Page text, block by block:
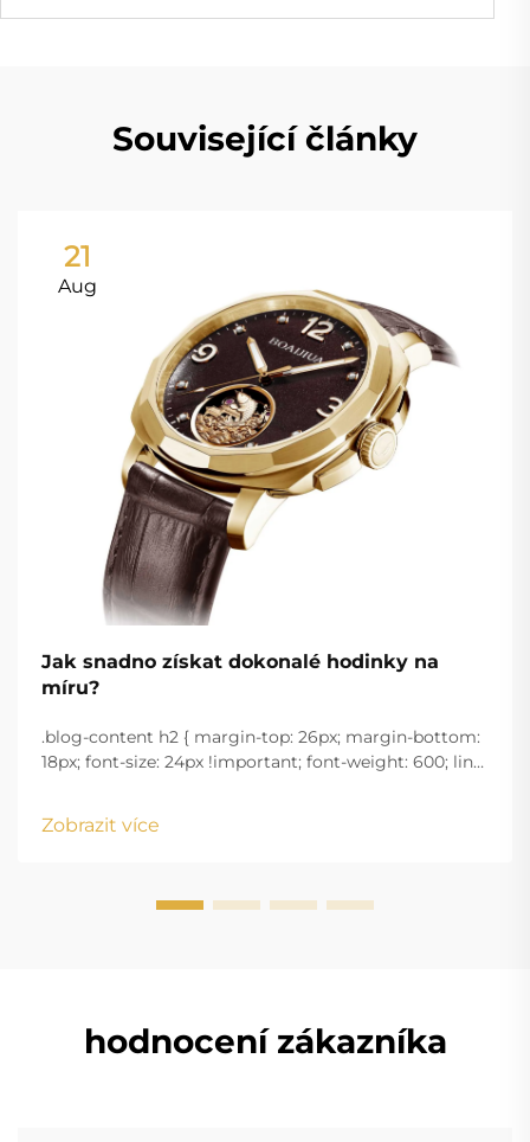
Související články
21
Aug
Jak snadno získat dokonalé hodinky na
míru?
.blog-content h2 { margin-top: 26px; margin-bottom:
18px; font-size: 24px !important; font-weight: 600; line-
w...
Zobrazit více
hodnocení zákazníka